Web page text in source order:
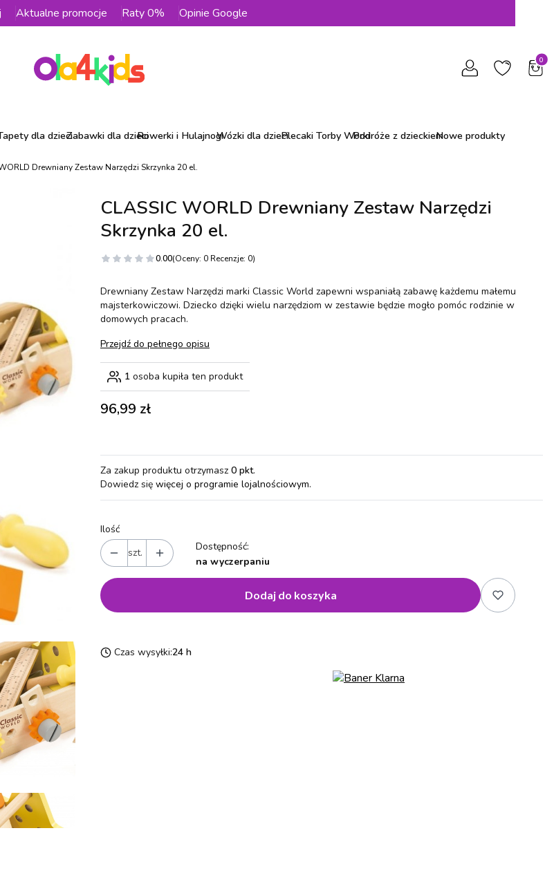
Aktualne promocje Raty 0% Opinie Google
dla dzieciZabawki dla dzieciRowerki i HulajnogiWózki dla dzieciPlecaki Torby WorkiPodróże z dzieckiemNowe produkty
Drewniany Zestaw Narzędzi Skrzynka 20 el.
CLASSIC WORLD Drewniany Zestaw Narzędzi
Skrzynka 20 el.
0.00(Oceny: 0 Recenzje: 0)
Drewniany Zestaw Narzędzi marki Classic World zapewni wspaniałą zabawę każdemu małemu
majsterkowiczowi. Dziecko dzięki wielu narzędziom w zestawie będzie mogło pomóc rodzinie w
domowych pracach.
Przejdź do pełnego opisu
1 osoba kupiła ten produkt
Cena
96,99 zł
Za zakup produktu otrzymasz 0 pkt.
Dowiedz się więcej o programie lojalnościowym.
Ilość
szt.
Dostępność:
na wyczerpaniu
Dodaj do koszyka
Czas wysyłki:24 h